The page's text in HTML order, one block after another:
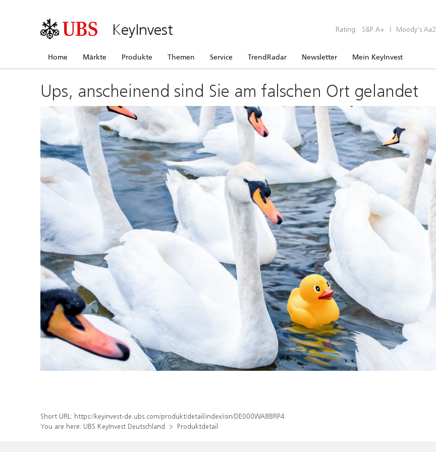
KeyInvest Rating: S&P A+ | Moody’s Aa2
Home Märkte Produkte Themen Service TrendRadar Newsletter Mein KeyInvest
Ups, anscheinend sind Sie am falschen Ort gelandet
Short URL: https://keyinvest-de.ubs.com/produkt/detail/index/isin/DE000WA8BRP4
You are here: UBS KeyInvest Deutschland Produktdetail